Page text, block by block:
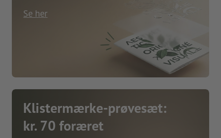
Se her
Klistermærke-prøvesæt:
kr. 70 foræret